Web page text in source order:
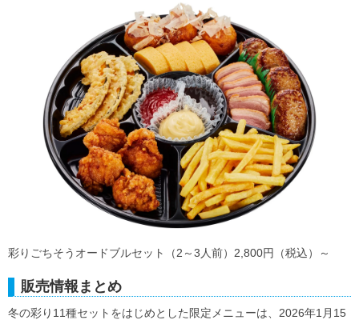
彩りごちそうオードブルセット（2～3人前）2,800円（税込）～
販売情報まとめ
冬の彩り11種セットをはじめとした限定メニューは、2026年1月15